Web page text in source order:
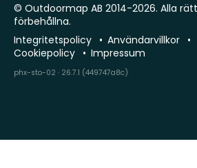
© Outdoormap AB 2014-2026. Alla
förbehållna.
Integritetspolicy
Användarvillkor
Cookiepolicy
Impressum
phx-sto-02 · 26.7.1 (449747a8c)